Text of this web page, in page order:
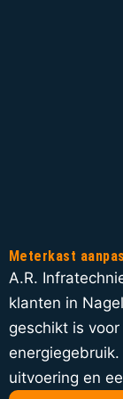
Meterkast
A.R.
klanten in
geschikt is
uitvoering en